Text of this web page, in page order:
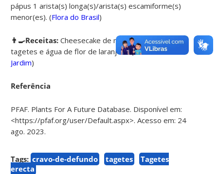
pápus 1 arista(s) longa(s)/arista(s) escamiforme(s)
menor(es). (Flora do Brasil)
👨‍🍳Receitas:Cheesecake de manga com flores
tagetes e água de flor de laranjeira (Cozinha do
Jardim)
Referência
PFAF. Plants For A Future Database. Disponível em:
<https://pfaf.org/user/Default.aspx>. Acesso em: 24
ago. 2023.
Tags: cravo-de-defundo tagetes
Tagetes
erecta